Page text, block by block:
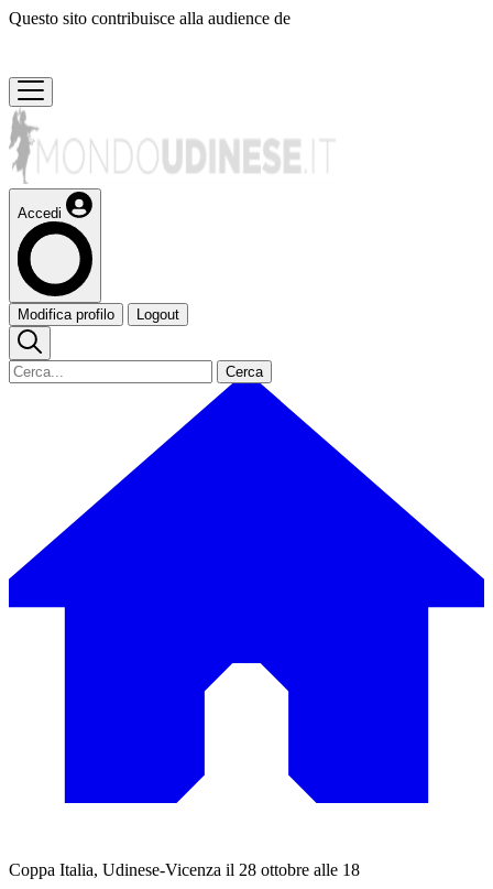
Questo sito contribuisce alla audience de
Accedi
Modifica profilo Logout
Cerca
Coppa Italia, Udinese-Vicenza il 28 ottobre alle 18